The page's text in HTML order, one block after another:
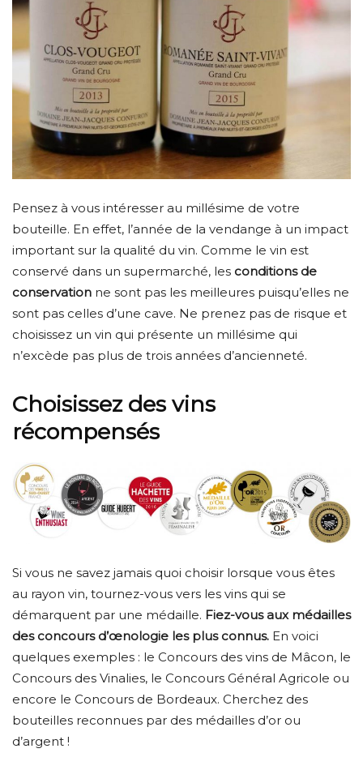
Pensez à vous intéresser au millésime de votre
bouteille. En effet, l’année de la vendange à un impact
important sur la qualité du vin. Comme le vin est
conservé dans un supermarché, les conditions de
conservation ne sont pas les meilleures puisqu’elles ne
sont pas celles d’une cave. Ne prenez pas de risque et
choisissez un vin qui présente un millésime qui
n’excède pas plus de trois années d’ancienneté.
Choisissez des vins
récompensés
Si vous ne savez jamais quoi choisir lorsque vous êtes
au rayon vin, tournez-vous vers les vins qui se
démarquent par une médaille. Fiez-vous aux médailles
des concours d’œnologie les plus connus. En voici
quelques exemples : le Concours des vins de Mâcon, le
Concours des Vinalies, le Concours Général Agricole ou
encore le Concours de Bordeaux. Cherchez des
bouteilles reconnues par des médailles d’or ou
d’argent !